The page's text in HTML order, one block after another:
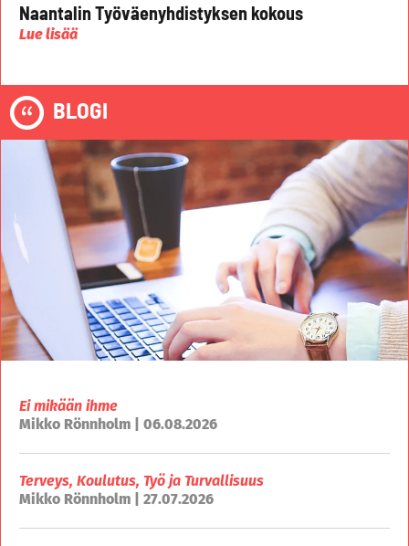
Naantalin Työväenyhdistyksen kokous
Lue lisää
BLOGI
Ei mikään ihme
Mikko Rönnholm | 06.08.2026
Terveys, Koulutus, Työ ja Turvallisuus
Mikko Rönnholm | 27.07.2026